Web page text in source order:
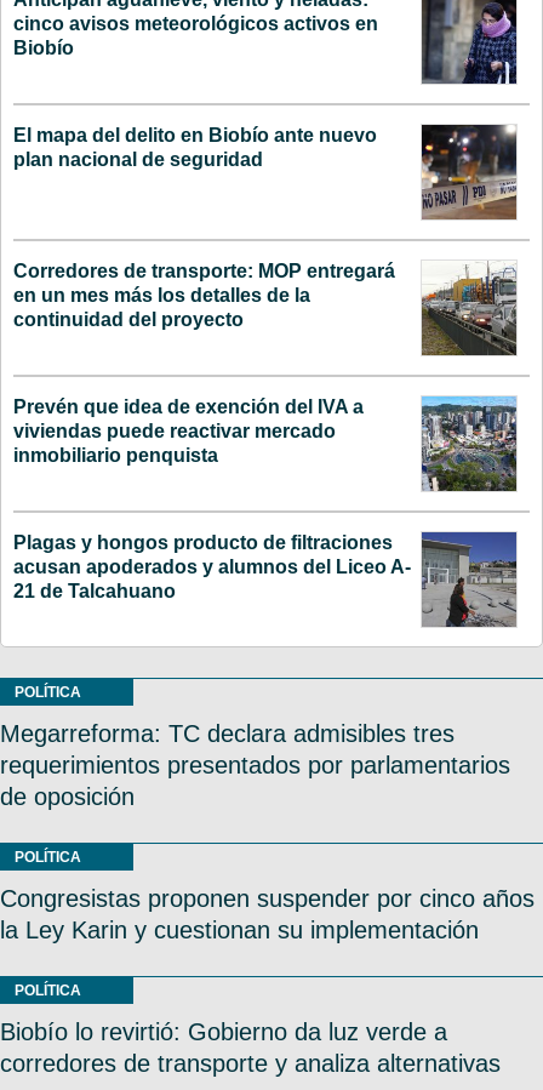
cinco avisos meteorológicos activos en
Biobío
El mapa del delito en Biobío ante nuevo
plan nacional de seguridad
Corredores de transporte: MOP entregará
en un mes más los detalles de la
continuidad del proyecto
Prevén que idea de exención del IVA a
viviendas puede reactivar mercado
inmobiliario penquista
Plagas y hongos producto de filtraciones
acusan apoderados y alumnos del Liceo A-
21 de Talcahuano
POLÍTICA
Megarreforma: TC declara admisibles tres
requerimientos presentados por parlamentarios
de oposición
POLÍTICA
Congresistas proponen suspender por cinco años
la Ley Karin y cuestionan su implementación
POLÍTICA
Biobío lo revirtió: Gobierno da luz verde a
corredores de transporte y analiza alternativas